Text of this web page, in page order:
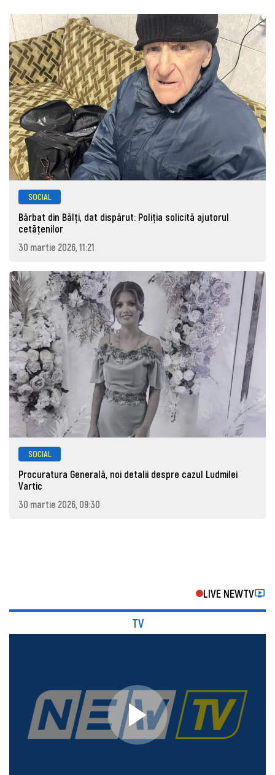
SOCIAL
Bărbat din Bălți, dat dispărut: Poliţia solicită ajutorul
cetăţenilor
30 martie 2026, 11:21
SOCIAL
Procuratura Generală, noi detalii despre cazul Ludmilei
Vartic
30 martie 2026, 09:30
LIVE NEWTV
TV